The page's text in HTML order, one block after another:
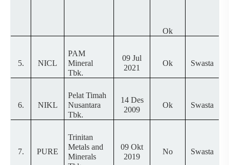
Ok
5. NICL
PAM
Mineral
Tbk.
09 Jul
2021
Ok Swasta
6. NIKL
Pelat Timah
Nusantara
Tbk.
14 Des
2009
Ok Swasta
7. PURE
Trinitan
Metals and
Minerals
09 Okt
2019
No Swasta